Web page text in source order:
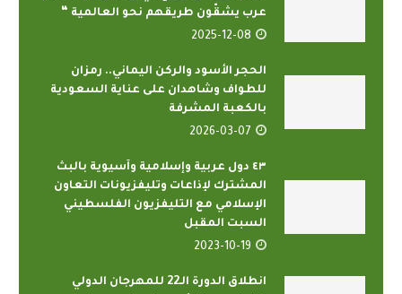
عرب يشقّون طريقهم نحو العالمية “
2025-12-08
الحجر الأسود والركن اليماني.. رمزان
للطواف وشاهدان على عناية السعودية
بالكعبة المشرفة
2026-03-07
٤٣ دول عربية وإسلامية وآسيوية بالبث
المشترك لإذاعات وتليفزيونات التعاون
الإسلامي مع التليفزيون الفلسطيني
السبت المقبل
2023-10-19
انطلاق الدورة الـ22 للمهرجان الدولي